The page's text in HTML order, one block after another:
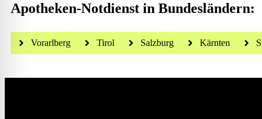
Apotheken-Notdienst in Bundesländern:
Vorarlberg Tirol Salzburg Kärnten